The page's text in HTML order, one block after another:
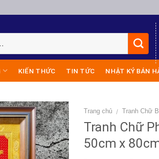
KIẾN THỨC TIN TỨC NHẬT KÝ BÁN
Trang chủ / Tranh Chữ
Tranh Chữ
50cm x